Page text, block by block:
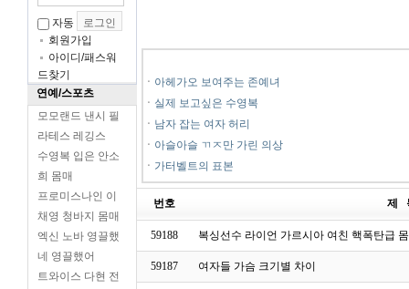
자동
회원가입
아이디/패스워
드찾기
연예/스포츠
모모랜드 낸시 필
라테스 레깅스
수영복 입은 안소
희 몸매
프로미스나인 이
채영 청바지 몸매
엑신 노바 영끌했
네 영끌했어
트와이스 다현 전
ㆍ 아헤가오 보여주는 존예녀
ㆍ 실제 보고싶은 수영복
ㆍ 남자 잡는 여자 허리
ㆍ 아슬아슬 ㄲㅈ만 가린 의상
ㆍ 가터벨트의 표본
번호 제
59188 복싱선수 라이언 가르시아 여친 핵폭탄급
59187 여자들 가슴 크기별 차이